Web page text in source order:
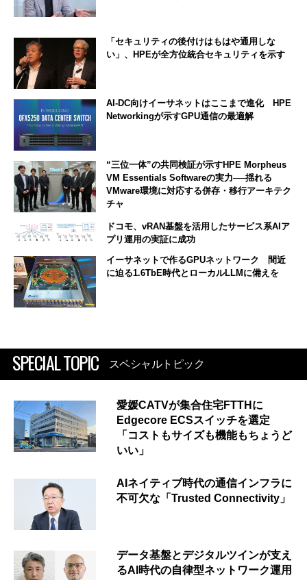
「セキュリティの後付けはもはや通用しな
い」、HPEが全方位統合セキュリティを示す
AI-DC向けイーサネットはここまで進化 HPE
Networkingが示すGPU通信の最適解
“三位一体”の共同検証が示すHPE Morpheus
VM Essentials Softwareの実力──揺れる
VMware環境に対応する併存・移行アーキテク
チャ
ドコモ、vRAN基盤を活用したサービス系AIア
プリ運用の実証に成功
イーサネットで作るGPUネットワーク 間近
に迫る1.6TbE時代とローカルLLMに備えを
SPECIAL TOPIC スペシャルトピック
愛媛CATVが集合住宅FTTHに
Edgecore ECSスイッチを選定
「コストもサイズも機能もちょうど
いい」
AIネイティブ時代の通信インフラに
不可欠な「Trusted Connectivity」
データ基盤とデジタルツインが支え
るAI時代の自律型ネットワーク運用